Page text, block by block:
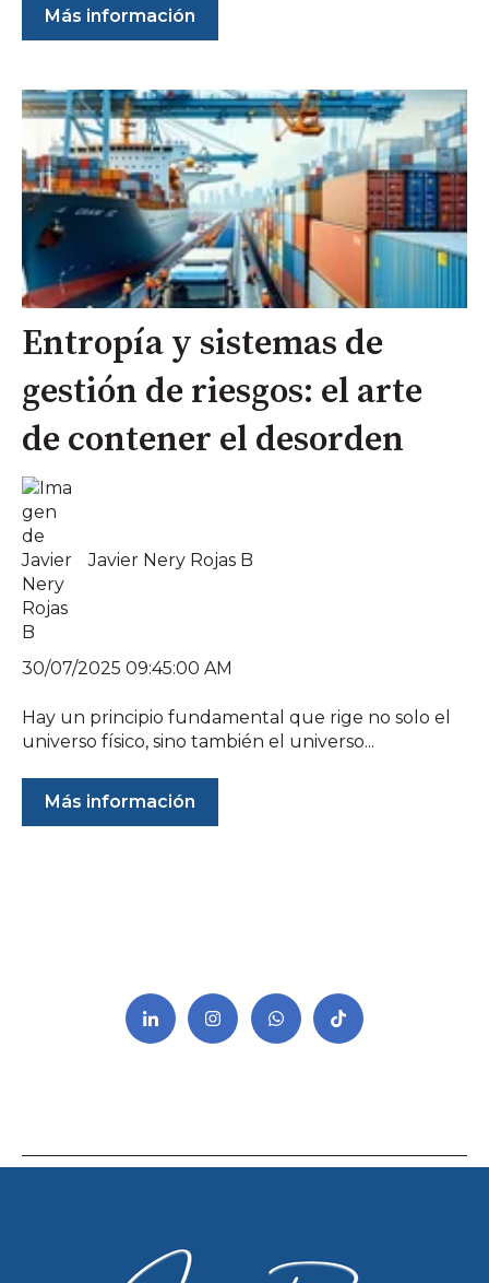
Más información
Entropía y sistemas de
gestión de riesgos: el arte
de contener el desorden
Javier Nery Rojas B
30/07/2025 09:45:00 AM
Hay un principio fundamental que rige no solo el
universo físico, sino también el universo...
Más información